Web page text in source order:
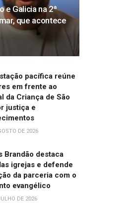
e Galicia na 2ª
que acontece
pacífica reúne
em frente ao
da Criança de São
justiça e
DE 2026
Brandão destaca
igrejas e defende
da parceria com o
evangélico
DE 2026